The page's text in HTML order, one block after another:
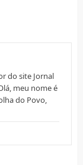
do site Jornal
meu nome é
do Povo,